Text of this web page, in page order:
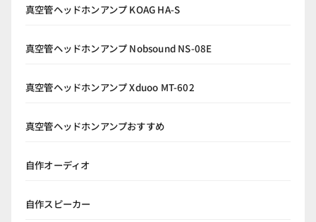
真空管ヘッドホンアンプ KOAG HA-S
真空管ヘッドホンアンプ Nobsound NS-08E
真空管ヘッドホンアンプ Xduoo MT-602
真空管ヘッドホンアンプおすすめ
自作オーディオ
自作スピーカー